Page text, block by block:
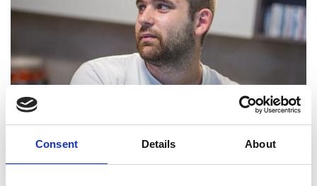
Consent Details About
Autori Jacopo Perugini (speaker e autore)